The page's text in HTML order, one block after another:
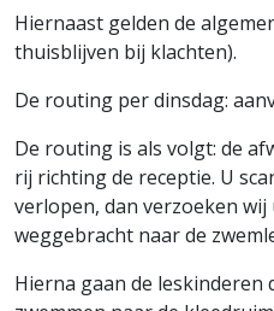
Hiernaast gelden de
thuisblijven bij klachten).
De routing per dinsdag:
De routing is als volgt: de
rij richting de receptie. U
verlopen, dan verzoeken
weggebracht naar de
Hierna gaan de leskinderen